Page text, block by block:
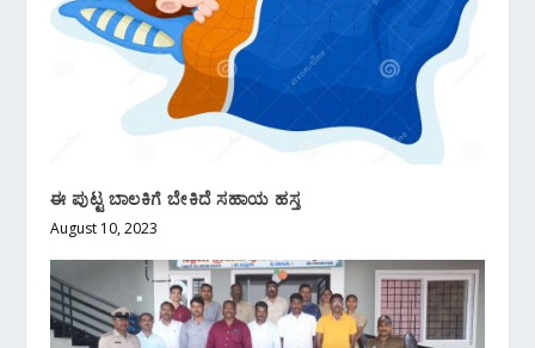
ಈ ಪುಟ್ಟ ಬಾಲಕಿಗೆ ಬೇಕಿದೆ ಸಹಾಯ ಹಸ್ತ
August 10, 2023